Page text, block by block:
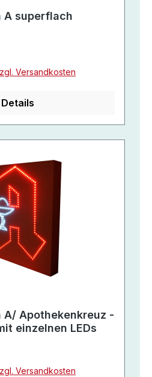
A superflach
Versandkosten
Details
A/ Apothekenkreuz -
einzelnen LEDs
Versandkosten